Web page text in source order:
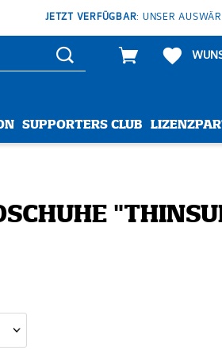
JETZT VERFÜGBAR: UNSER
SUPPORTERS CLUB